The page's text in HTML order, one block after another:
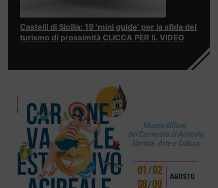
Castelli di Sicilia: 19 ‘mini guide’ per la sfida del
turismo di prossimità CLICCA PER IL VIDEO